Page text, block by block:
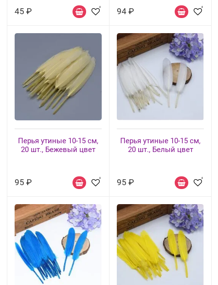
45 ₽ 94 ₽
Перья утиные 10-15 см,
20 шт., Бежевый цвет
95 ₽
Перья утиные 10-15 см,
20 шт., Белый цвет
95 ₽